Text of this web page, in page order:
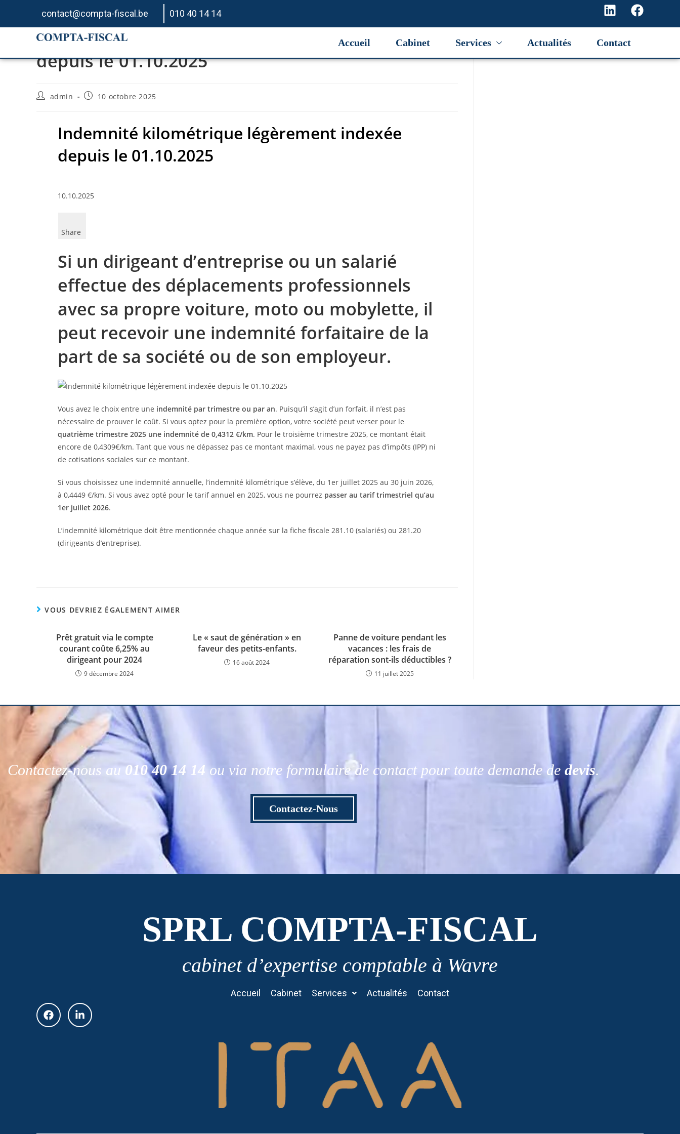
contact@compta-fiscal.be 010 40 14 14
Accueil Cabinet Services Actualités Contact
Indemnité kilométrique légèrement indexée
depuis le 01.10.2025
admin 10 octobre 2025
Indemnité kilométrique légèrement indexée
depuis le 01.10.2025
10.10.2025
Share
Si un dirigeant d’entreprise ou un salarié
effectue des déplacements professionnels
avec sa propre voiture, moto ou mobylette, il
peut recevoir une indemnité forfaitaire de la
part de sa société ou de son employeur.
Vous avez le choix entre une indemnité par trimestre ou par an. Puisqu’il s’agit d’un forfait, il n’est pas
nécessaire de prouver le coût. Si vous optez pour la première option, votre société peut verser pour le
quatrième trimestre 2025 une indemnité de 0,4312 €/km. Pour le troisième trimestre 2025, ce montant était
encore de 0,4309€/km. Tant que vous ne dépassez pas ce montant maximal, vous ne payez pas d’impôts (IPP) ni
de cotisations sociales sur ce montant.
Si vous choisissez une indemnité annuelle, l’indemnité kilométrique s’élève, du 1er juillet 2025 au 30 juin 2026,
à 0,4449 €/km. Si vous avez opté pour le tarif annuel en 2025, vous ne pourrez passer au tarif trimestriel qu’au
1er juillet 2026.
L’indemnité kilométrique doit être mentionnée chaque année sur la fiche fiscale 281.10 (salariés) ou 281.20
(dirigeants d’entreprise).
VOUS DEVRIEZ ÉGALEMENT AIMER
Prêt gratuit via le compte
courant coûte 6,25% au
dirigeant pour 2024
9 décembre 2024
Le « saut de génération » en
faveur des petits-enfants.
16 août 2024
Panne de voiture pendant les
vacances : les frais de
réparation sont-ils déductibles ?
11 juillet 2025
Contactez-nous au 010 40 14 14 ou via notre formulaire de contact pour toute demande de devis.
Contactez-Nous
SPRL COMPTA-FISCAL
cabinet d’expertise comptable à Wavre
Accueil Cabinet Services Actualités Contact